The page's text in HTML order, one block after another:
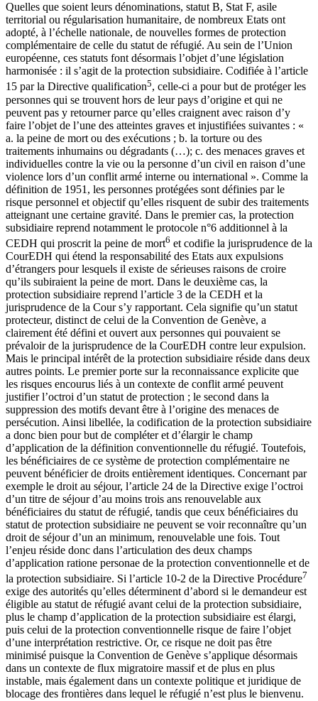
Quelles que soient leurs dénominations, statut B, Stat F, asile
territorial ou régularisation humanitaire, de nombreux Etats ont
adopté, à l’échelle nationale, de nouvelles formes de protection
complémentaire de celle du statut de réfugié. Au sein de l’Union
européenne, ces statuts font désormais l’objet d’une législation
harmonisée : il s’agit de la protection subsidiaire. Codifiée à l’article
15 par la Directive qualification5, celle-ci a pour but de protéger les
personnes qui se trouvent hors de leur pays d’origine et qui ne
peuvent pas y retourner parce qu’elles craignent avec raison d’y
faire l’objet de l’une des atteintes graves et injustifiées suivantes : «
a. la peine de mort ou des exécutions ; b. la torture ou des
traitements inhumains ou dégradants (…); c. des menaces graves et
individuelles contre la vie ou la personne d’un civil en raison d’une
violence lors d’un conflit armé interne ou international ». Comme la
définition de 1951, les personnes protégées sont définies par le
risque personnel et objectif qu’elles risquent de subir des traitements
atteignant une certaine gravité. Dans le premier cas, la protection
subsidiaire reprend notamment le protocole n°6 additionnel à la
CEDH qui proscrit la peine de mort6 et codifie la jurisprudence de la
CourEDH qui étend la responsabilité des Etats aux expulsions
d’étrangers pour lesquels il existe de sérieuses raisons de croire
qu’ils subiraient la peine de mort. Dans le deuxième cas, la
protection subsidiaire reprend l’article 3 de la CEDH et la
jurisprudence de la Cour s’y rapportant. Cela signifie qu’un statut
protecteur, distinct de celui de la Convention de Genève, a
clairement été défini et ouvert aux personnes qui pouvaient se
prévaloir de la jurisprudence de la CourEDH contre leur expulsion.
Mais le principal intérêt de la protection subsidiaire réside dans deux
autres points. Le premier porte sur la reconnaissance explicite que
les risques encourus liés à un contexte de conflit armé peuvent
justifier l’octroi d’un statut de protection ; le second dans la
suppression des motifs devant être à l’origine des menaces de
persécution. Ainsi libellée, la codification de la protection subsidiaire
a donc bien pour but de compléter et d’élargir le champ
d’application de la définition conventionnelle du réfugié. Toutefois,
les bénéficiaires de ce système de protection complémentaire ne
peuvent bénéficier de droits entièrement identiques. Concernant par
exemple le droit au séjour, l’article 24 de la Directive exige l’octroi
d’un titre de séjour d’au moins trois ans renouvelable aux
bénéficiaires du statut de réfugié, tandis que ceux bénéficiaires du
statut de protection subsidiaire ne peuvent se voir reconnaître qu’un
droit de séjour d’un an minimum, renouvelable une fois. Tout
l’enjeu réside donc dans l’articulation des deux champs
d’application ratione personae de la protection conventionnelle et de
la protection subsidiaire. Si l’article 10-2 de la Directive Procédure7
exige des autorités qu’elles déterminent d’abord si le demandeur est
éligible au statut de réfugié avant celui de la protection subsidiaire,
plus le champ d’application de la protection subsidiaire est élargi,
puis celui de la protection conventionnelle risque de faire l’objet
d’une interprétation restrictive. Or, ce risque ne doit pas être
minimisé puisque la Convention de Genève s’applique désormais
dans un contexte de flux migratoire massif et de plus en plus
instable, mais également dans un contexte politique et juridique de
blocage des frontières dans lequel le réfugié n’est plus le bienvenu.